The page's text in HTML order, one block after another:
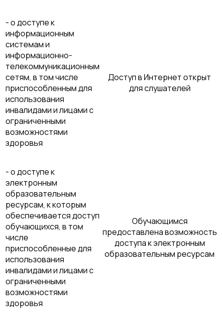
- о доступе к
информационным
системам и
информационно-
телекоммуникационным
сетям, в том числе
приспособленным для
использования
инвалидами и лицами с
ограниченными
возможностями
здоровья
Доступ в Интернет открыт
для слушателей
- о доступе к
электронным
образовательным
ресурсам, к которым
обеспечивается доступ
обучающихся, в том
числе
приспособленные для
использования
инвалидами и лицами с
ограниченными
возможностями
здоровья
Обучающимся
предоставлена возможность
доступа к электронным
образовательным ресурсам